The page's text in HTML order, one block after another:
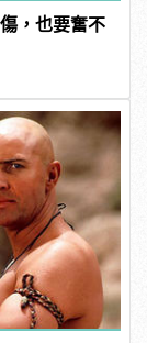
，也要奮不